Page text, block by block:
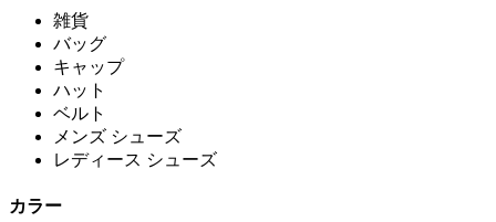
雑貨
バッグ
キャップ
ハット
ベルト
メンズ シューズ
レディース シューズ
カラー